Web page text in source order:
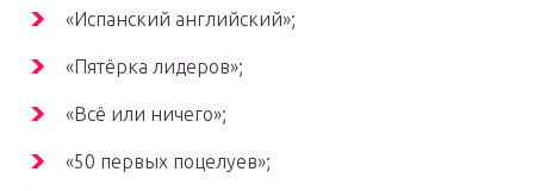
«Испанский английский»;
«Пятёрка лидеров»;
«Всё или ничего»;
«50 первых поцелуев»;